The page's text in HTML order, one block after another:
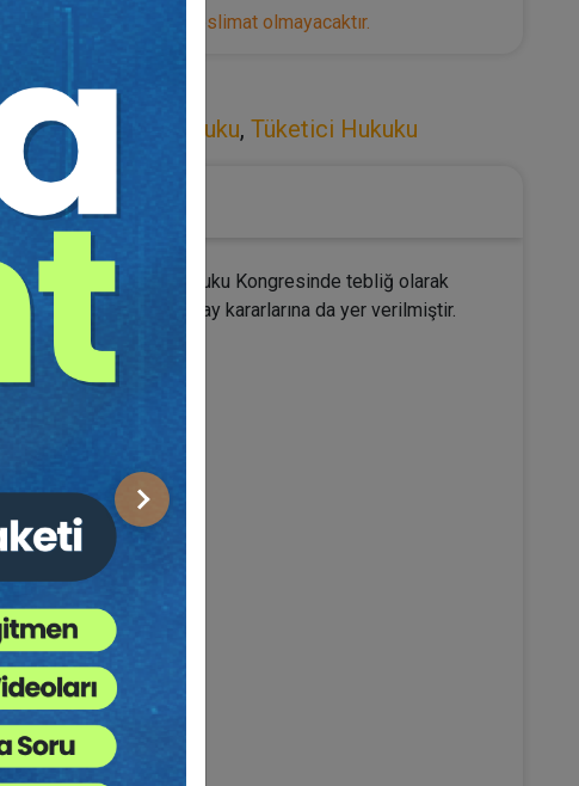
Sonraki
herhangi bir teslimat olmayacaktır.
(Gayrimenkul) Hukuku, Tüketici Hukuku
7.Tüketici Hukuku Kongresinde tebliğ olarak
yeri geldikçe ilgili Yargıtay kararlarına da yer verilmiştir.